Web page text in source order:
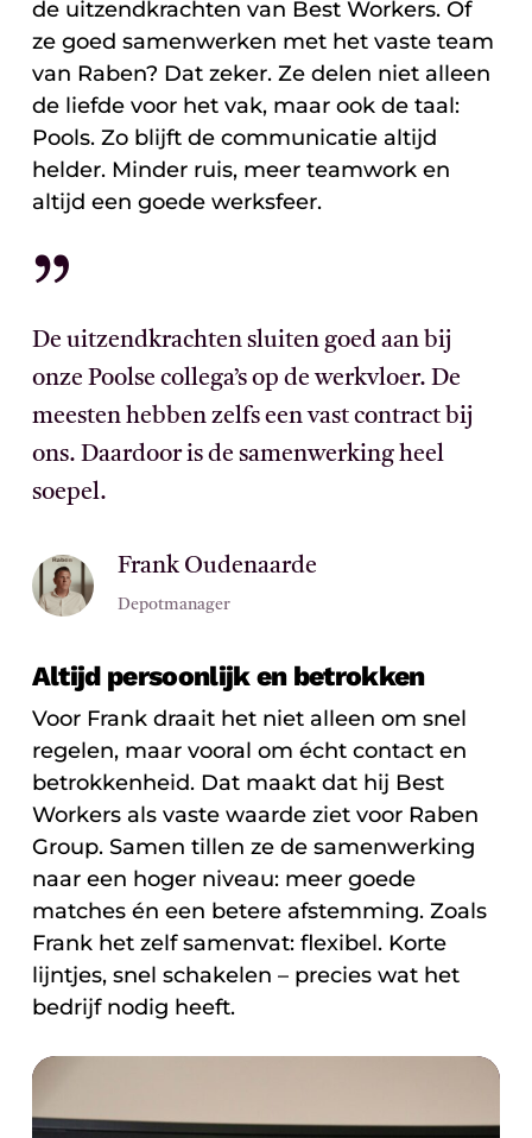
de uitzendkrachten van Best Workers. Of
ze goed samenwerken met het vaste team
van Raben? Dat zeker. Ze delen niet alleen
de liefde voor het vak, maar ook de taal:
Pools. Zo blijft de communicatie altijd
helder. Minder ruis, meer teamwork en
altijd een goede werksfeer.
”
De uitzendkrachten sluiten goed aan bij
onze Poolse collega’s op de werkvloer. De
meesten hebben zelfs een vast contract bij
ons. Daardoor is de samenwerking heel
soepel.
Frank Oudenaarde
Depotmanager
Altijd persoonlijk en betrokken
Voor Frank draait het niet alleen om snel
regelen, maar vooral om écht contact en
betrokkenheid. Dat maakt dat hij Best
Workers als vaste waarde ziet voor Raben
Group. Samen tillen ze de samenwerking
naar een hoger niveau: meer goede
matches én een betere afstemming. Zoals
Frank het zelf samenvat: flexibel. Korte
lijntjes, snel schakelen – precies wat het
bedrijf nodig heeft.